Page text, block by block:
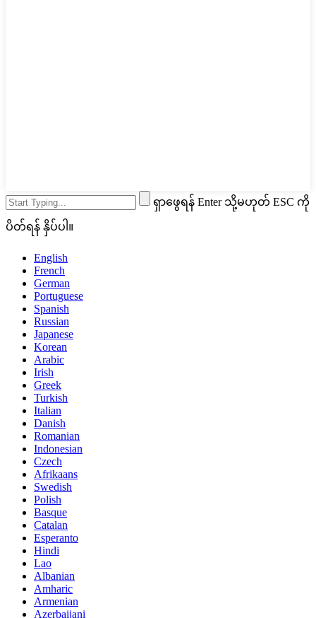
ရှာဖွေရန် Enter သို့မဟုတ် ESC ကို
ပိတ်ရန် နှိပ်ပါ။
English
French
German
Portuguese
Spanish
Russian
Japanese
Korean
Arabic
Irish
Greek
Turkish
Italian
Danish
Romanian
Indonesian
Czech
Afrikaans
Swedish
Polish
Basque
Catalan
Esperanto
Hindi
Lao
Albanian
Amharic
Armenian
Azerbaijani